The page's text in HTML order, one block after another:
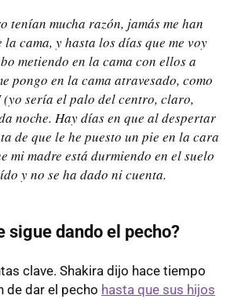
tenían mucha razón, jamás me han
cama, y hasta los días que me voy
metiendo en la cama con ellos a
pongo en la cama atravesado, como
sería el palo del centro, claro,
noche. Hay días en que al despertar
de que le he puesto un pie en la cara
mi madre está durmiendo en el suelo
y no se ha dado ni cuenta.
sigue dando el pecho?
clave. Shakira dijo hace tiempo
de dar el pecho hasta que sus hijos